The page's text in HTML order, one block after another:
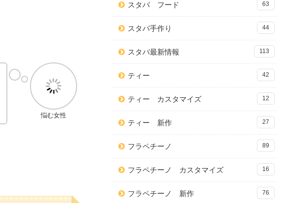
悩む女性
スタバ フード 63
スタバ手作り 44
スタバ最新情報 113
ティー 42
ティー カスタマイズ 12
ティー 新作 27
フラペチーノ 89
フラペチーノ カスタマイズ 16
フラペチーノ 新作 76